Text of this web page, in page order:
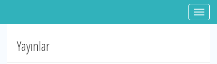
Yayınlar